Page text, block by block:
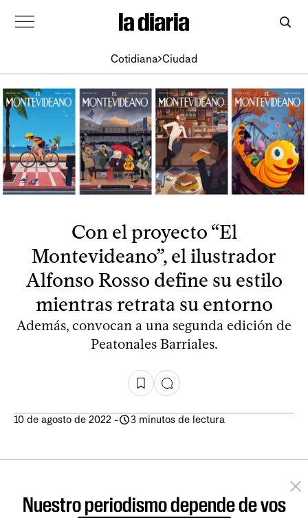
Cotidiana Ciudad
Con el proyecto “El
Montevideano”, el ilustrador
Alfonso Rosso define su estilo
mientras retrata su entorno
Además, convocan a una segunda edición de
Peatonales Barriales.
10 de agosto de 2022 - 3 minutos de lectura
Nuestro periodismo depende de vos